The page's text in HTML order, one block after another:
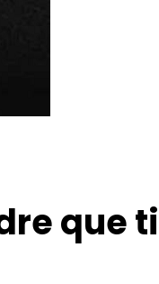
que